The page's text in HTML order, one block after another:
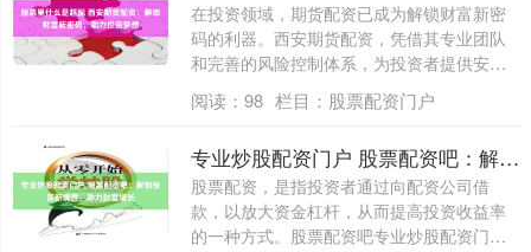
在投资领域，期货配资已成为解锁财富新密
码的利器。西安期货配资，凭借其专业团队
和完善的风险控制体系，为投资者提供安
全、高效....
阅读： 98 栏目： 股票配资门户
专业炒股配资门户 股票配资吧：解锁投资新境界，助力财富增长
股票配资，是指投资者通过向配资公司借
款，以放大资金杠杆，从而提高投资收益率
的一种方式。股票配资吧专业炒股配资门